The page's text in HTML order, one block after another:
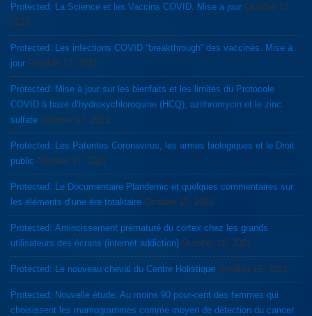
Protected: La Science et les Vaccins COVID. Mise à jour October 17,
2021
Protected: Les infections COVID “breakthrough” des vaccinés. Mise à
jour October 17, 2021
Protected: Mise à jour sur les bienfaits et les limites du Protocole
COVID à base d’hydroxychloroquine (HCQ), azithromycin et le zinc
sulfate October 17, 2021
Protected: Les Patentes Coronavirus, les armes biologiques et le Droit
public October 17, 2021
Protected: Le Documentaire Plandemic et quelques commentaires sur
les éléments d’une ère totalitaire October 17, 2021
Protected: Amincissement prématuré du cortex chez les grands
utilisateurs des écrans (internet addiction) October 16, 2021
Protected: Le nouveau cheval du Centre Holistique October 15, 2021
Protected: Nouvelle étude: Au moins 90 pour-cent des femmes qui
choisissent les mamogrammes comme moyen de détection du cancer